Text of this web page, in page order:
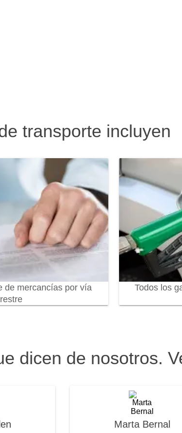
transporte incluyen
de mercancías por vía
Todos los
dicen de nosotros.
Marta Bernal